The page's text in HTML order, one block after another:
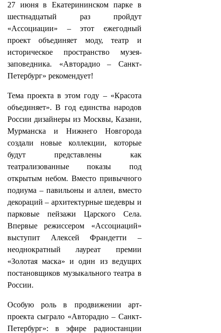
27 июня в Екатерининском парке в
шестнадцатый раз пройдут
«Ассоциации» – этот ежегодный
проект объединяет моду, театр и
историческое пространство музея-
заповедника. «Авторадио – Санкт-
Петербург» рекомендует!
Тема проекта в этом году – «Красота
объединяет». В год единства народов
России дизайнеры из Москвы, Казани,
Мурманска и Нижнего Новгорода
создали новые коллекции, которые
будут представлены как
театрализованные показы под
открытым небом. Вместо привычного
подиума – павильоны и аллеи, вместо
декораций – архитектурные шедевры и
парковые пейзажи Царского Села.
Впервые режиссером «Ассоциаций»
выступит Алексей Франдетти –
неоднократный лауреат премии
«Золотая маска» и один из ведущих
постановщиков музыкального театра в
России.
Особую роль в продвижении арт-
проекта сыграло «Авторадио – Санкт-
Петербург»: в эфире радиостанции